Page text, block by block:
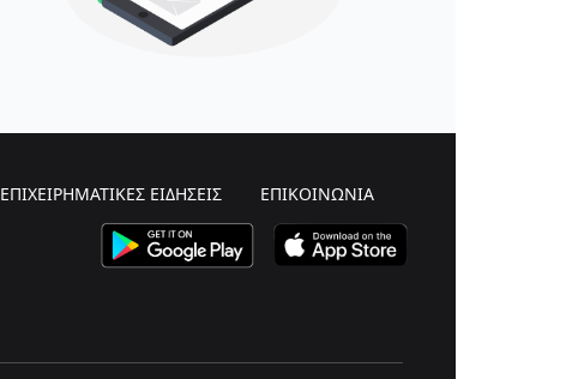
ΕΠΙΧΕΙΡΗΜΑΤΙΚΕΣ ΕΙΔΗΣΕΙΣ ΕΠΙΚΟΙΝΩΝΙΑ